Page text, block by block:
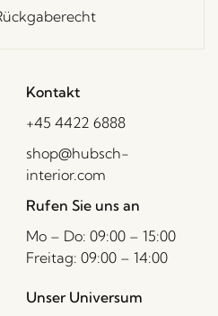
Kontakt
+45 4422 6888
shop@hubsch-
interior.com
Rufen Sie uns an
Mo – Do: 09:00 – 15:00
Freitag: 09:00 – 14:00
Unser Universum